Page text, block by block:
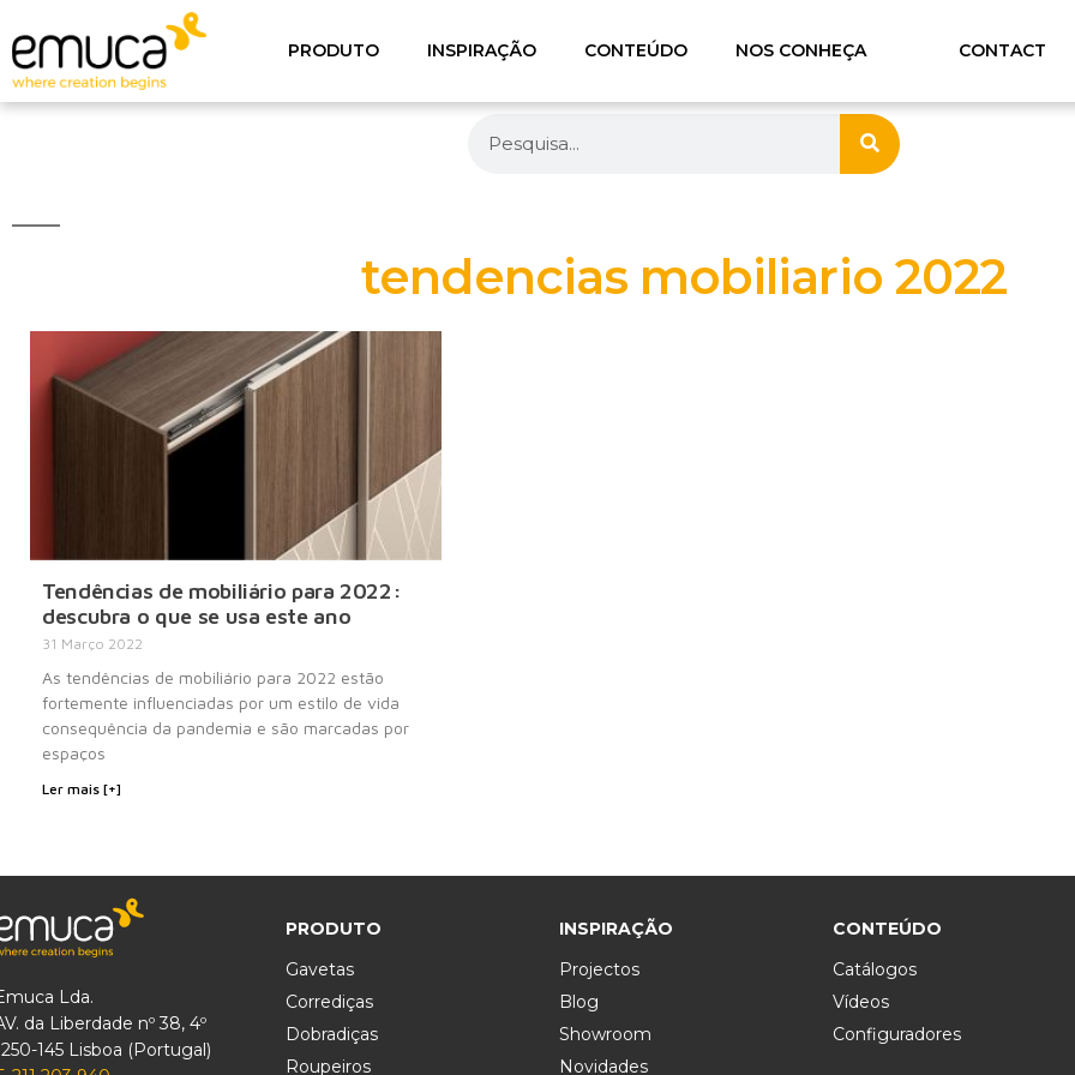
PRODUTO INSPIRAÇÃO CONTEÚDO NOS CONHEÇA CONTACT
tendencias mobiliario 2022
Tendências de mobiliário para 2022:
descubra o que se usa este ano
31 Março 2022
As tendências de mobiliário para 2022 estão
fortemente influenciadas por um estilo de vida
consequência da pandemia e são marcadas por
espaços
Ler mais [+]
Lda.
da Liberdade nº 38, 4º
145 Lisboa (Portugal)
PRODUTO
Gavetas
Corrediças
Dobradiças
Roupeiros
INSPIRAÇÃO
Projectos
Blog
Showroom
Novidades
CONTEÚDO
Catálogos
Vídeos
Configuradores